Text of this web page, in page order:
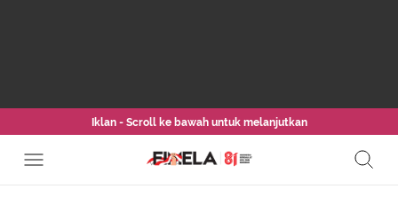
Iklan - Scroll ke bawah untuk melanjutkan